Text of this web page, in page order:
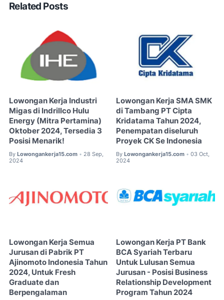
Related Posts
Lowongan Kerja Industri
Migas di Indrillco Hulu
Energy (Mitra Pertamina)
Oktober 2024, Tersedia 3
Posisi Menarik!
By Lowongankerja15.com • 28 Sep,
2024
Lowongan Kerja SMA SMK
di Tambang PT Cipta
Kridatama Tahun 2024,
Penempatan diseluruh
Proyek CK Se Indonesia
By Lowongankerja15.com • 03 Oct,
2024
Lowongan Kerja Semua
Jurusan di Pabrik PT
Ajinomoto Indonesia Tahun
2024, Untuk Fresh
Graduate dan
Berpengalaman
Lowongan Kerja PT Bank
BCA Syariah Terbaru
Untuk Lulusan Semua
Jurusan - Posisi Business
Relationship Development
Program Tahun 2024